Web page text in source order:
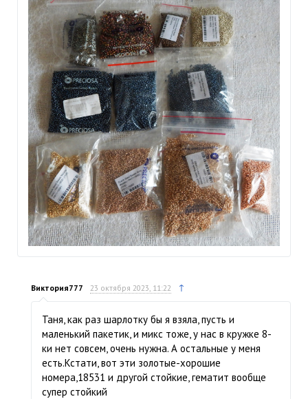
Виктория777 23 октября 2023, 11:22 ↑
Таня, как раз шарлотку бы я взяла, пусть и
маленький пакетик, и микс тоже, у нас в кружке 8-
ки нет совсем, очень нужна. А остальные у меня
есть.Кстати, вот эти золотые-хорошие
номера,18531 и другой стойкие, гематит вообще
супер стойкий